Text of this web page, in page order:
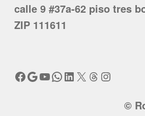
calle 9 #37a-62 piso tres
ZIP 111611
Facebook
Google
YouTube
WhatsApp
LinkedIn
X Threads
©